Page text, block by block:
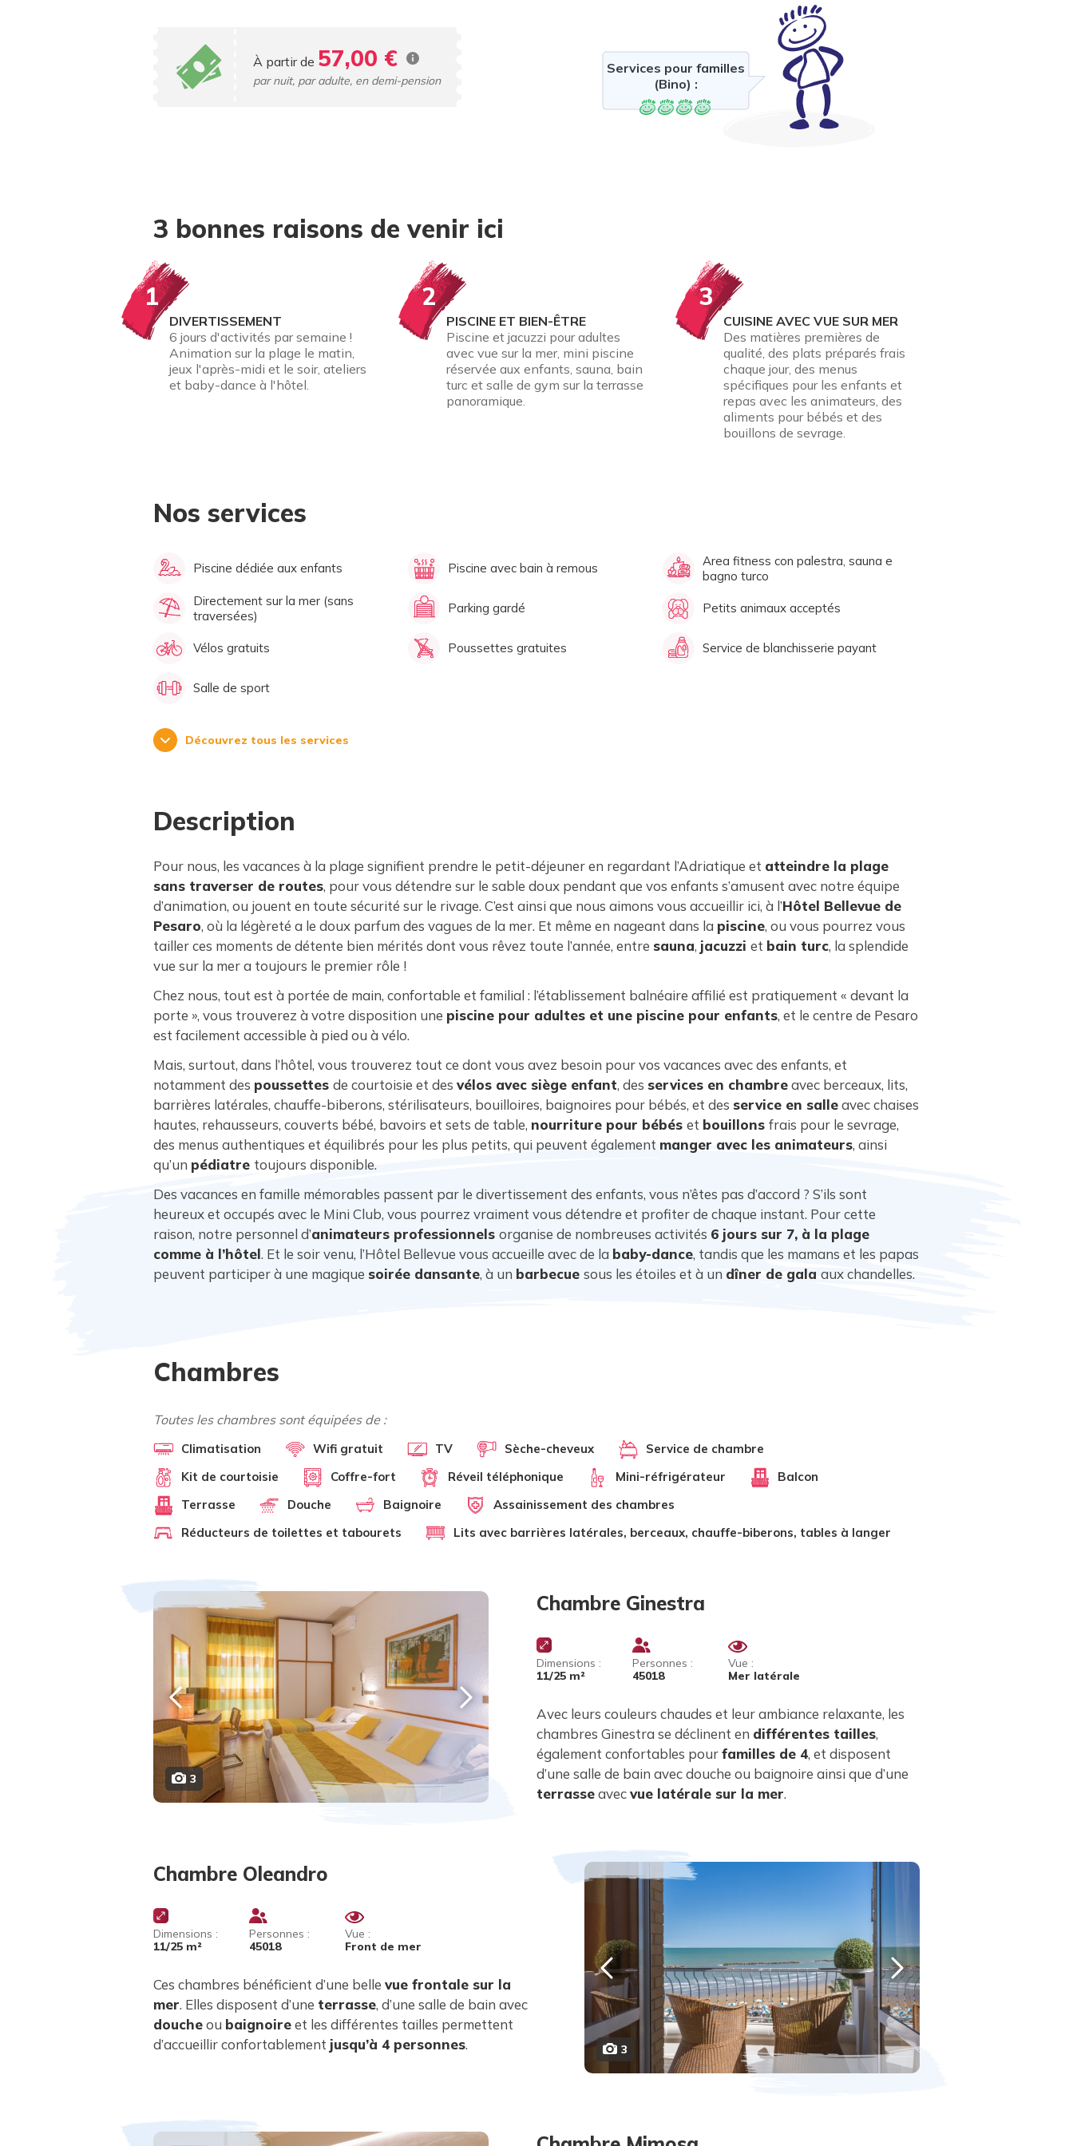
Services pour familles
(Bino) :
À partir de 57,00 €
par nuit, par adulte, en demi-pension
3 bonnes raisons de venir ici
1
DIVERTISSEMENT
6 jours d'activités par semaine !
Animation sur la plage le matin,
jeux l'après-midi et le soir, ateliers
et baby-dance à l'hôtel.
2
PISCINE ET BIEN-ÊTRE
Piscine et jacuzzi pour adultes
avec vue sur la mer, mini piscine
réservée aux enfants, sauna, bain
turc et salle de gym sur la terrasse
panoramique.
3
CUISINE AVEC VUE SUR MER
Des matières premières de
qualité, des plats préparés frais
chaque jour, des menus
spécifiques pour les enfants et
repas avec les animateurs, des
aliments pour bébés et des
bouillons de sevrage.
Nos services
Piscine dédiée aux enfants Piscine avec bain à remous
Area fitness con palestra, sauna e
bagno turco
Directement sur la mer (sans
traversées)
Parking gardé Petits animaux acceptés
Vélos gratuits Poussettes gratuites Service de blanchisserie payant
Salle de sport
Découvrez tous les services
Description
Pour nous, les vacances à la plage signifient prendre le petit-déjeuner en regardant l’Adriatique et atteindre la plage
sans traverser de routes, pour vous détendre sur le sable doux pendant que vos enfants s’amusent avec notre équipe
d’animation, ou jouent en toute sécurité sur le rivage. C’est ainsi que nous aimons vous accueillir ici, à l’Hôtel Bellevue de
Pesaro, où la légèreté a le doux parfum des vagues de la mer. Et même en nageant dans la piscine, ou vous pourrez vous
tailler ces moments de détente bien mérités dont vous rêvez toute l’année, entre sauna, jacuzzi et bain turc, la splendide
vue sur la mer a toujours le premier rôle !
Chez nous, tout est à portée de main, confortable et familial : l’établissement balnéaire affilié est pratiquement « devant la
porte », vous trouverez à votre disposition une piscine pour adultes et une piscine pour enfants, et le centre de Pesaro
est facilement accessible à pied ou à vélo.
Mais, surtout, dans l’hôtel, vous trouverez tout ce dont vous avez besoin pour vos vacances avec des enfants, et
notamment des poussettes de courtoisie et des vélos avec siège enfant, des services en chambreavec berceaux, lits,
barrières latérales, chauffe-biberons, stérilisateurs, bouilloires, baignoires pour bébés, et des service en salleavec chaises
hautes, rehausseurs, couverts bébé, bavoirs et sets de table, nourriture pour bébés et bouillons frais pour le sevrage,
des menus authentiques et équilibrés pour les plus petits, qui peuvent également manger avec les animateurs, ainsi
qu’un pédiatre toujours disponible.
Des vacances en famille mémorables passent par le divertissement des enfants, vous n’êtes pas d’accord ? S’ils sont
heureux et occupés avec le Mini Club, vous pourrez vraiment vous détendre et profiter de chaque instant. Pour cette
raison, notre personnel d’animateurs professionnels organise de nombreuses activités 6 jours sur 7, à la plage
comme à l’hôtel. Et le soir venu, l’Hôtel Bellevue vous accueille avec de la baby-dance, tandis que les mamans et les papas
peuvent participer à une magique soirée dansante, à un barbecue sous les étoiles et à un dîner de gala aux chandelles.
Chambres
Toutes les chambres sont équipées de :
Climatisation Wifi gratuit TV Sèche-cheveux
Service de chambre
Kit de courtoisie
Coffre-fort Réveil téléphonique Mini-réfrigérateur
Balcon
Terrasse
Douche Baignoire
Assainissement des chambres
Réducteurs de toilettes et tabourets
Lits avec barrières latérales, berceaux, chauffe-biberons, tables à langer
3
Chambre Ginestra
Dimensions :
11/25 m²
Personnes :
45018
Vue :
Mer latérale
Avec leurs couleurs chaudes et leur ambiance relaxante, les
chambres Ginestra se déclinent en différentes tailles,
également confortables pourfamilles de 4, et disposent
d’une salle de bain avec douche ou baignoire ainsi que d’une
terrasseavecvue latérale sur la mer.
Chambre Oleandro
Dimensions :
11/25 m²
Personnes :
45018
Vue :
Front de mer
Ces chambres bénéficient d’une belle vue frontale sur la
mer. Elles disposent d’une terrasse, d’une salle de bain avec
doucheou baignoireet les différentes tailles permettent
d’accueillir confortablement jusqu’à 4 personnes. 3